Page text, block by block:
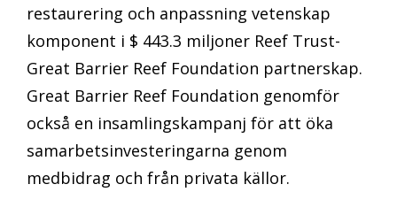
restaurering och anpassning vetenskap
komponent i $ 443.3 miljoner Reef Trust-
Great Barrier Reef Foundation partnerskap.
Great Barrier Reef Foundation genomför
också en insamlingskampanj för att öka
samarbetsinvesteringarna genom
medbidrag och från privata källor.